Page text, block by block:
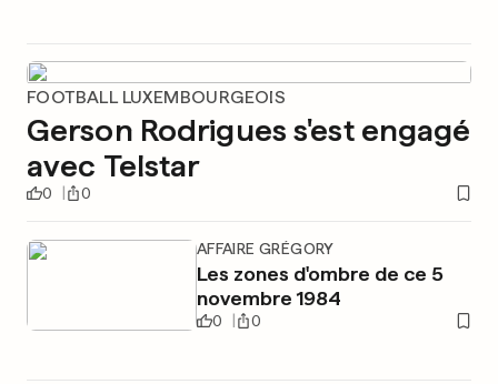
FOOTBALL LUXEMBOURGEOIS
Gerson Rodrigues s'est engagé
avec Telstar
0 0
AFFAIRE GRÉGORY
Les zones d'ombre de ce 5
novembre 1984
0 0